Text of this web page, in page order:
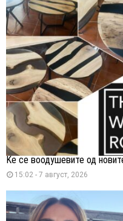
Ќе се воодушевите од
15:02 - 7 август, 2026